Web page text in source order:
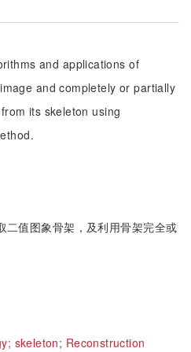
and applications of
and completely or partially
its skeleton using
二值图象骨架，及利用骨架完全或
skeleton; Reconstruction